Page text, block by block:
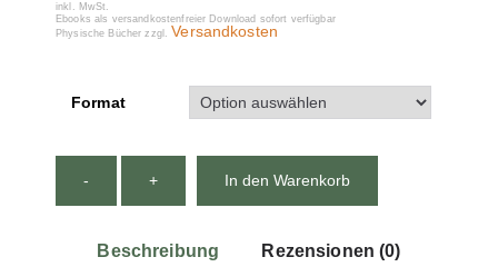
inkl. MwSt.
Ebooks als versandkostenfreier Download sofort verfügbar
Physische Bücher zzgl. Versandkosten
Format
- + In den Warenkorb
Beschreibung Rezensionen (0)